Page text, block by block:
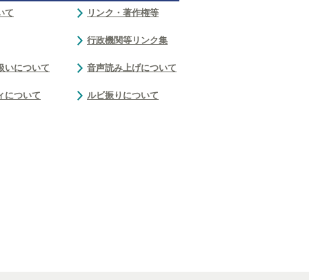
て
いについて
について
リンク・著作権等
行政機関等リンク集
音声読み上げについて
ルビ振りについて